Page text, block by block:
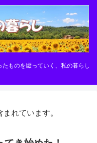
ものを綴っていく、私の暮らし
れています。